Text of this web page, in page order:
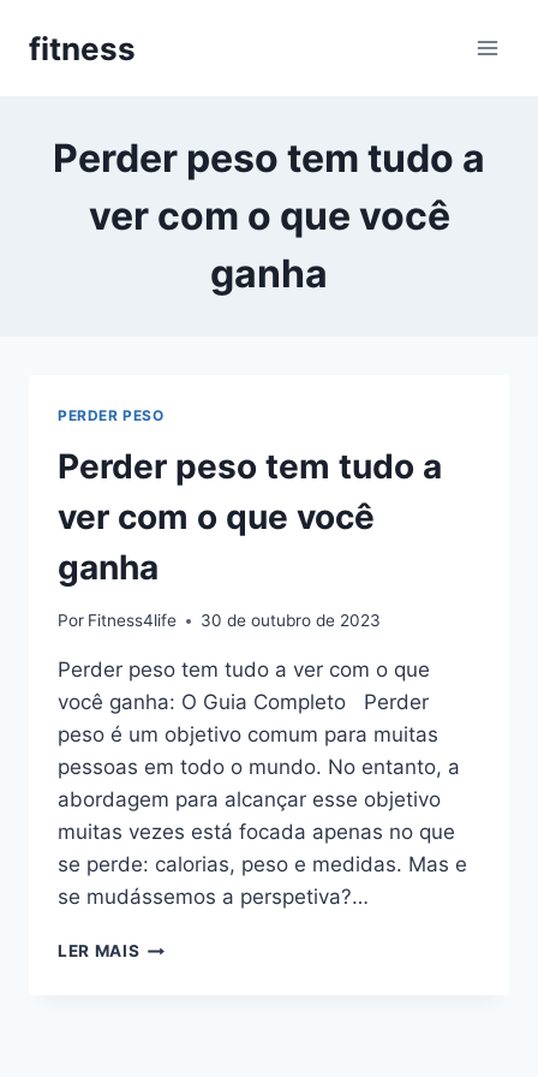
parafitness
Perder peso tem tudo a
ver com o que você
ganha
PERDER PESO
Perder peso tem tudo a
ver com o que você
ganha
Por Fitness4life 30 de outubro de 2023
Perder peso tem tudo a ver com o que
você ganha: O Guia Completo Perder
peso é um objetivo comum para muitas
pessoas em todo o mundo. No entanto, a
abordagem para alcançar esse objetivo
muitas vezes está focada apenas no que
se perde: calorias, peso e medidas. Mas e
se mudássemos a perspetiva?…
LER MAIS PERDER